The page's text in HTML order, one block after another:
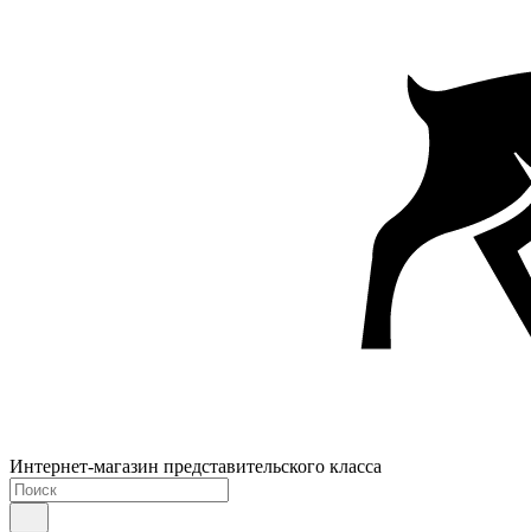
Интернет-магазин представительского класса